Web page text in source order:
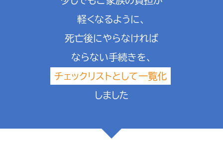
軽くなるように、
死亡後にやらなければ
ならない手続きを、
チェックリストとして一覧化
しました